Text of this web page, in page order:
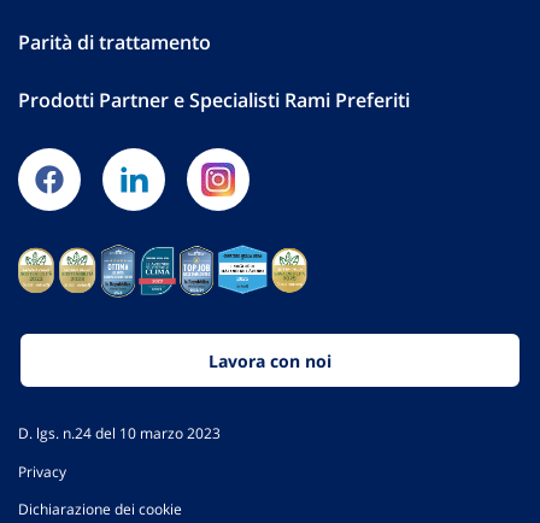
Parità di trattamento
Prodotti Partner e Specialisti Rami Preferiti
Lavora con noi
D. lgs. n.24 del 10 marzo 2023
Privacy
Dichiarazione dei cookie